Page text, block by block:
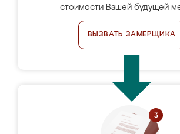
стоимости Вашей будущей
ВЫЗВАТЬ ЗАМЕРЩИКА